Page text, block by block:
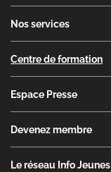
Nos services
Centre de formation
Espace Presse
Devenez membre
Le réseau Info Jeunes